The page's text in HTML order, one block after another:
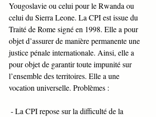
Yougoslavie ou celui pour le Rwanda ou
celui du Sierra Leone. La CPI est issue du
Traité de Rome signé en 1998. Elle a pour
objet d’assurer de manière permanente une
justice pénale internationale. Ainsi, elle a
pour objet de garantir toute impunité sur
l’ensemble des territoires. Elle a une
vocation universelle. Problèmes :